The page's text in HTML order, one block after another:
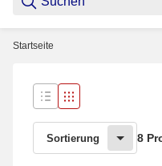
Startseite
Sortierung 8